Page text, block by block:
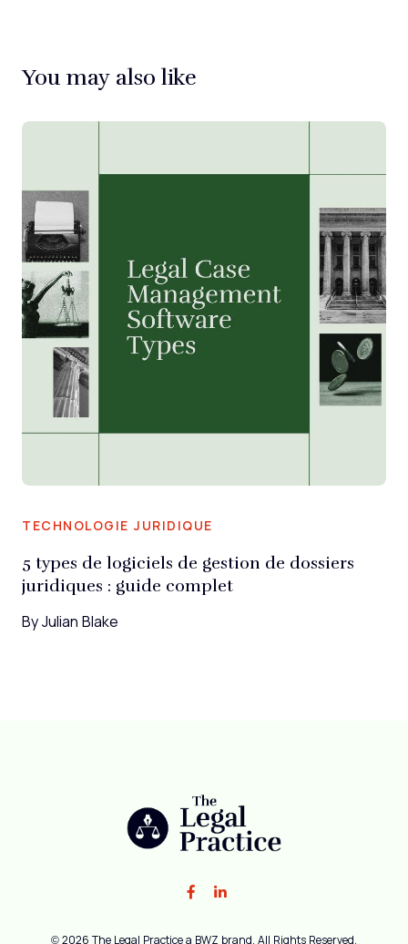
You may also like
TECHNOLOGIE JURIDIQUE
5 types de logiciels de gestion de dossiers
juridiques : guide complet
By Julian Blake
Like us on Facebook
Add us on LinkedIn
© 2026 The Legal Practice a BWZ Opens new window
brand. All Rights Reserved.